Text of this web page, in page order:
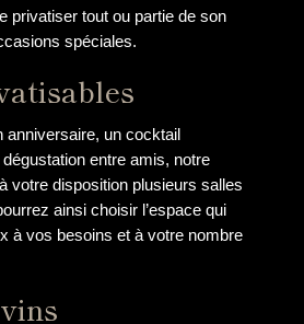
privatiser tout ou partie de son
spéciales.
anniversaire, un cocktail
dégustation entre amis, notre
votre disposition plusieurs salles
ainsi choisir l’espace qui
à vos besoins et à votre nombre